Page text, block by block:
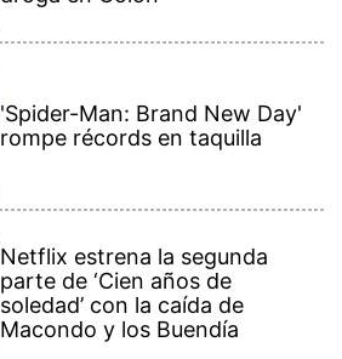
'Spider-Man: Brand New Day'
rompe récords en taquilla
Netflix estrena la segunda
parte de ‘Cien años de
soledad’ con la caída de
Macondo y los Buendía